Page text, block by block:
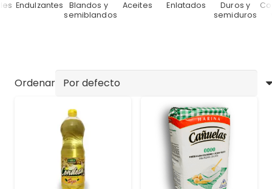
Endulzantes
Blandos y
semiblandos
Aceites Enlatados
Duros y
semiduros
Ordenar